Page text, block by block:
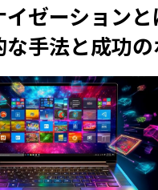
イゼーション
な手法と成功